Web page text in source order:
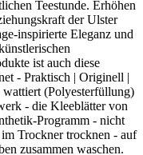
Teestunde. Erhöhen
der Ulster
inspirierte Eleganz und
ist auch diese
- Praktisch | Originell |
(Polyesterfüllung)
- die Kleeblätter von
Programm - nicht
Trockner trocknen - auf
zusammen waschen.